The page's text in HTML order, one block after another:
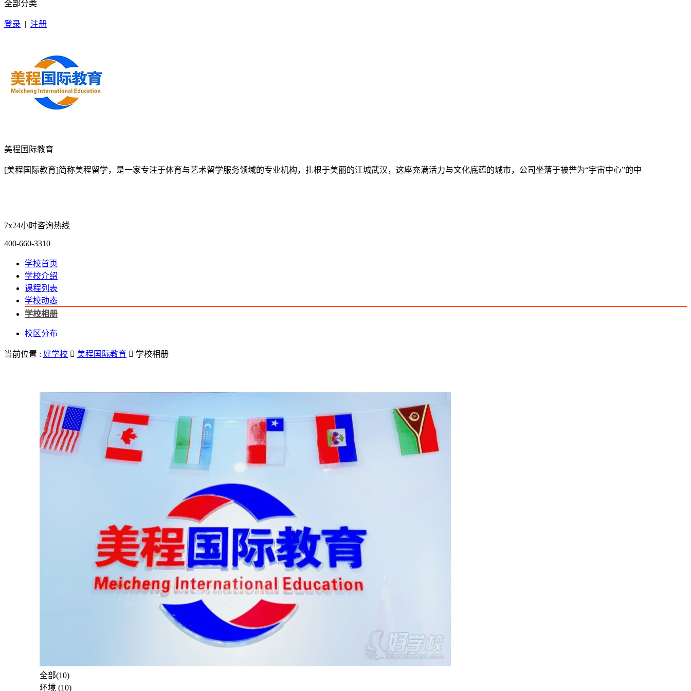
全部分类
登录 | 注册
美程国际教育
[美程国际教育]简称美程留学，是一家专注于体育与艺术留学服务领域的专业机构，扎根于美丽的江城武汉，这座充满活力与文化底蕴的城市，公司坐落于被誉为“宇宙中心”的中
7x24小时咨询热线
400-660-3310
学校首页
学校介绍
课程列表
学校动态
学校相册
校区分布
当前位置 : 好学校  美程国际教育  学校相册
全部(10)
环境 (10)